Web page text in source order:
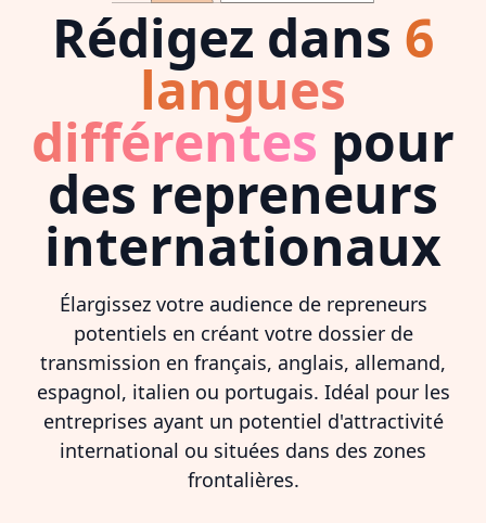
Rédigez dans 6
langues
différentes pour
des repreneurs
internationaux
Élargissez votre audience de repreneurs
potentiels en créant votre dossier de
transmission en français, anglais, allemand,
espagnol, italien ou portugais. Idéal pour les
entreprises ayant un potentiel d'attractivité
international ou situées dans des zones
frontalières.